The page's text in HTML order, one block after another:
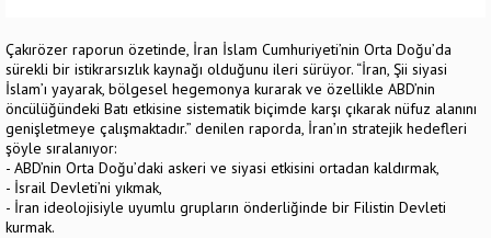
Çakırözer raporun özetinde, İran İslam Cumhuriyeti’nin Orta Doğu’da
sürekli bir istikrarsızlık kaynağı olduğunu ileri sürüyor. “İran, Şii siyasi
İslam’ı yayarak, bölgesel hegemonya kurarak ve özellikle ABD’nin
öncülüğündeki Batı etkisine sistematik biçimde karşı çıkarak nüfuz alanını
genişletmeye çalışmaktadır.” denilen raporda, İran’ın stratejik hedefleri
şöyle sıralanıyor:
- ABD’nin Orta Doğu’daki askeri ve siyasi etkisini ortadan kaldırmak,
- İsrail Devleti’ni yıkmak,
- İran ideolojisiyle uyumlu grupların önderliğinde bir Filistin Devleti
kurmak.